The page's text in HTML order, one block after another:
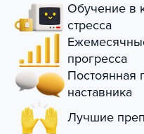
Обучение в
стресса
прогресса
Постоянная
наставника
Лучшие